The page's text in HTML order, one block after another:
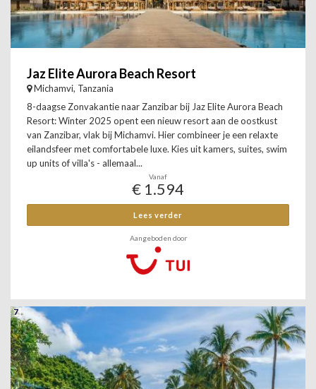
Jaz Elite Aurora Beach Resort
Michamvi, Tanzania
8-daagse Zonvakantie naar Zanzibar bij Jaz Elite Aurora Beach
Resort: Winter 2025 opent een nieuw resort aan de oostkust
van Zanzibar, vlak bij Michamvi. Hier combineer je een relaxte
eilandsfeer met comfortabele luxe. Kies uit kamers, suites, swim
up units of villa's - allemaal...
Vanaf
€ 1.594
Lees verder
Aangeboden door
7